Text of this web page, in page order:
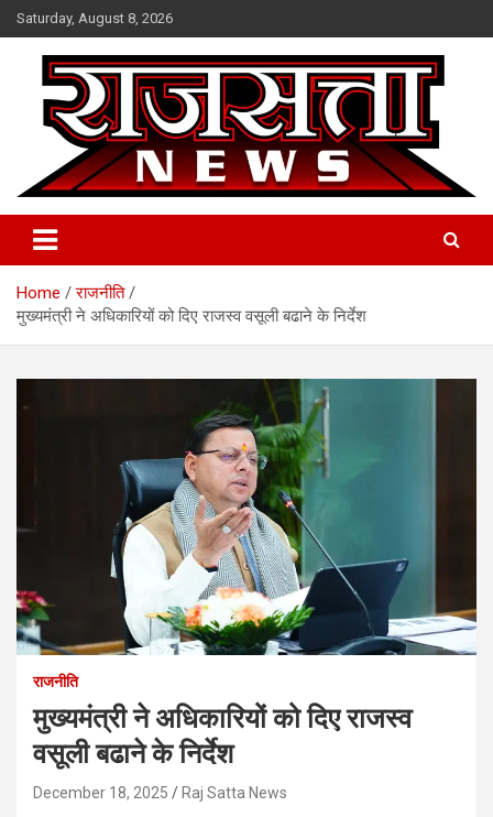
Skip
to
content
Saturday, August 8, 2026
Raj Satta News
Home
राजनीति
मुख्यमंत्री ने अधिकारियों को दिए राजस्व वसूली बढाने के निर्देश
राजनीति
मुख्यमंत्री ने अधिकारियों को दिए राजस्व
वसूली बढाने के निर्देश
December 18, 2025 Raj Satta News